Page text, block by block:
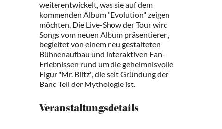
weiterentwickelt, was sie auf dem
kommenden Album "Evolution" zeigen
möchten. Die Live-Show der Tour wird
Songs vom neuen Album präsentieren,
begleitet von einem neu gestalteten
Bühnenaufbau und interaktiven Fan-
Erlebnissen rund um die geheimnisvolle
Figur "Mr. Blitz", die seit Gründung der
Band Teil der Mythologie ist.
Veranstaltungsdetails